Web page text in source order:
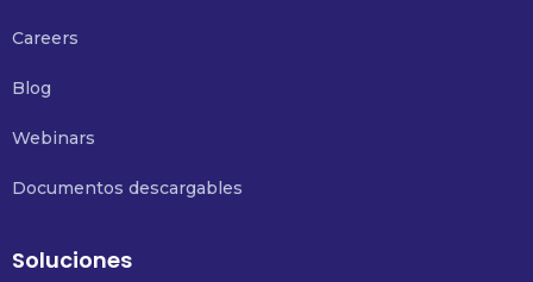
Careers
Blog
Webinars
Documentos descargables
Soluciones